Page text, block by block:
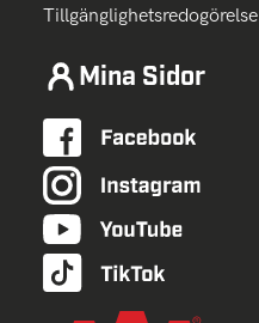
Tillgänglighetsredogörelse
Mina Sidor